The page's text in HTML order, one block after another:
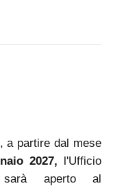
a partire dal mese
2027, l'Ufficio
sarà aperto al